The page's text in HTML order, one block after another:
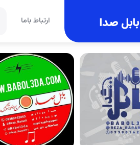
بابل صدا ارتباط باما